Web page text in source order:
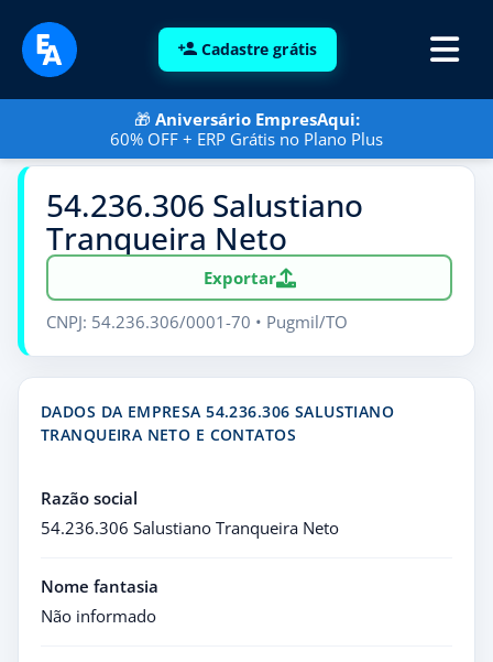
Cadastre grátis
🎁 Aniversário EmpresAqui:
60% OFF + ERP Grátis no Plano Plus
54.236.306 Salustiano
Tranqueira Neto
Exportar
CNPJ: 54.236.306/0001-70 • Pugmil/TO
DADOS DA EMPRESA 54.236.306 SALUSTIANO
TRANQUEIRA NETO E CONTATOS
Razão social
54.236.306 Salustiano Tranqueira Neto
Nome fantasia
Não informado